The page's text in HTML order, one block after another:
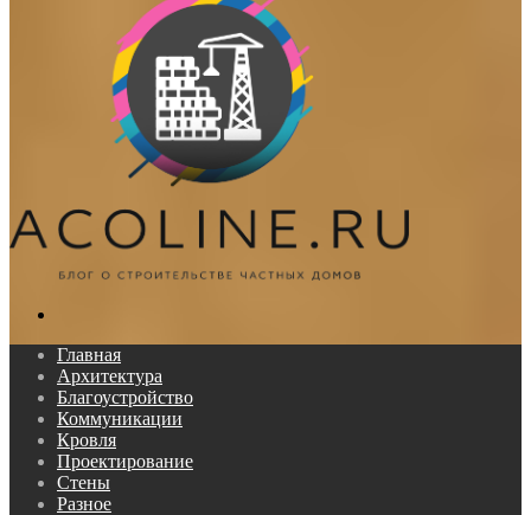
Главная
Архитектура
Благоустройство
Коммуникации
Кровля
Проектирование
Стены
Разное